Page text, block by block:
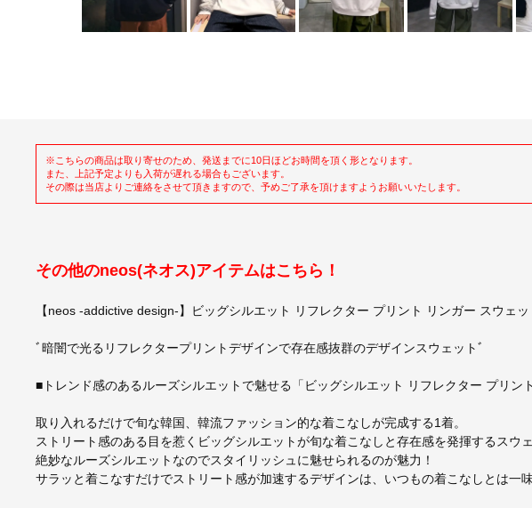
※こちらの商品は取り寄せのため、発送までに10日ほどお時間を頂く形となります。
また、上記予定よりも入荷が遅れる場合もございます。
その際は当店よりご連絡をさせて頂きますので、予めご了承を頂けますようお願いいたします。
その他のneos(ネオス)アイテムはこちら！
【neos -addictive design-】ビッグシルエット リフレクター プリント リンガー スウェ
ﾞ暗闇で光るリフレクタープリントデザインで存在感抜群のデザインスウェットﾞ
■トレンド感のあるルーズシルエットで魅せる「ビッグシルエット リフレクター プリン
取り入れるだけで旬な韓国、韓流ファッション的な着こなしが完成する1着。
ストリート感のある目を惹くビッグシルエットが旬な着こなしと存在感を発揮するスウェ
絶妙なルーズシルエットなのでスタイリッシュに魅せられるのが魅力！
サラッと着こなすだけでストリート感が加速するデザインは、いつもの着こなしとは一